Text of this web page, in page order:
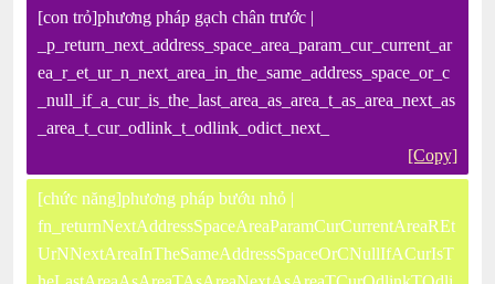
[con trỏ]phương pháp gạch chân trước |
_p_return_next_address_space_area_param_cur_current_ar
ea_r_et_ur_n_next_area_in_the_same_address_space_or_c
_null_if_a_cur_is_the_last_area_as_area_t_as_area_next_as
_area_t_cur_odlink_t_odlink_odict_next_
[Copy]
[chức năng]phương pháp bướu nhỏ |
fn_returnNextAddressSpaceAreaParamCurCurrentAreaREt
UrNNextAreaInTheSameAddressSpaceOrCNullIfACurIsT